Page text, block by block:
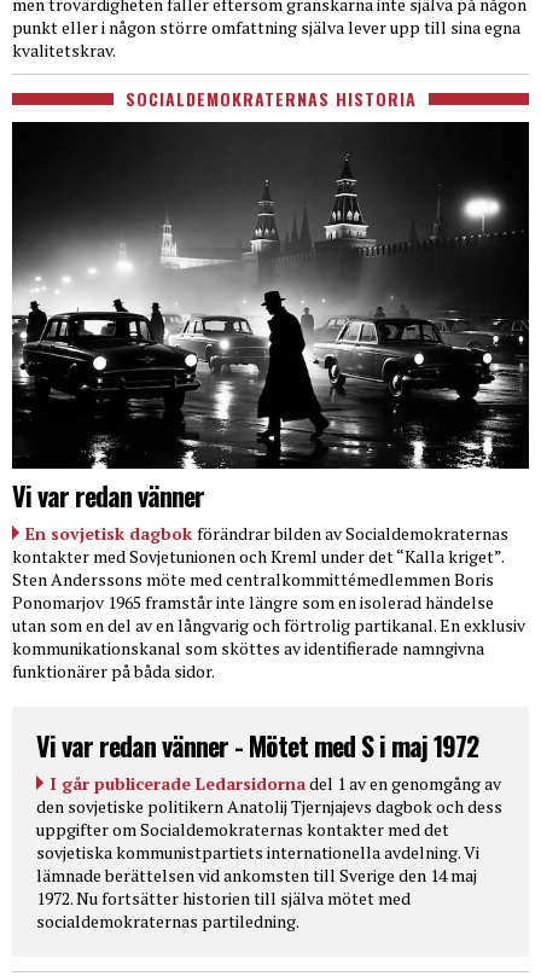
punkt eller i någon större omfattning själva lever upp till sina egna
kvalitetskrav.
SOCIALDEMOKRATERNAS HISTORIA
Vi var redan vänner
En sovjetisk dagbok förändrar bilden av Socialdemokraternas
kontakter med Sovjetunionen och Kreml under det “Kalla kriget”.
Sten Anderssons möte med centralkommittémedlemmen Boris
Ponomarjov 1965 framstår inte längre som en isolerad händelse
utan som en del av en långvarig och förtrolig partikanal. En exklusiv
kommunikationskanal som sköttes av identifierade namngivna
funktionärer på båda sidor.
Vi var redan vänner - Mötet med S i maj 1972
I går publicerade Ledarsidornadel 1 av en genomgång av
den sovjetiske politikern Anatolij Tjernjajevs dagbok och dess
uppgifter om Socialdemokraternas kontakter med det
sovjetiska kommunistpartiets internationella avdelning. Vi
lämnade berättelsen vid ankomsten till Sverige den 14 maj
1972. Nu fortsätter historien till själva mötet med
socialdemokraternas partiledning.